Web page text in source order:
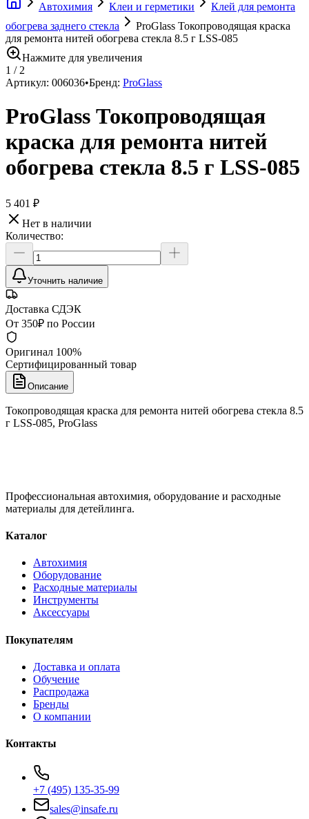
Автохимия Клеи и герметики
Клей для ремонта
обогрева заднего стекла
ProGlass Токопроводящая краска
для ремонта нитей обогрева стекла 8.5 г LSS-085
Нажмите для увеличения
1 / 2
Артикул: 006036•Бренд: ProGlass
ProGlass Токопроводящая
краска для ремонта нитей
обогрева стекла 8.5 г LSS-085
5 401 ₽
Нет в наличии
Количество:
Уточнить наличие
Доставка СДЭК
От 350₽ по России
Оригинал 100%
Сертифицированный товар
Описание
Токопроводящая краска для ремонта нитей обогрева стекла 8.5
г LSS-085, ProGlass
Профессиональная автохимия, оборудование и расходные
материалы для детейлинга.
Каталог
Автохимия
Оборудование
Расходные материалы
Инструменты
Аксессуары
Покупателям
Доставка и оплата
Обучение
Распродажа
Бренды
О компании
Контакты
+7 (495) 135-35-99
sales@insafe.ru